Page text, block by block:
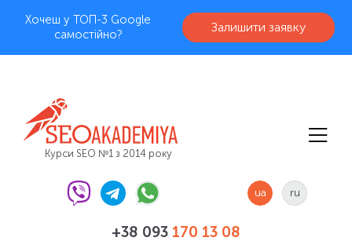
Хочеш у ТОП-3 Google
самостійно?
Залишити заявку
Курси SEO №1 з 2014 року
+38 093 170 13 08
ua ru